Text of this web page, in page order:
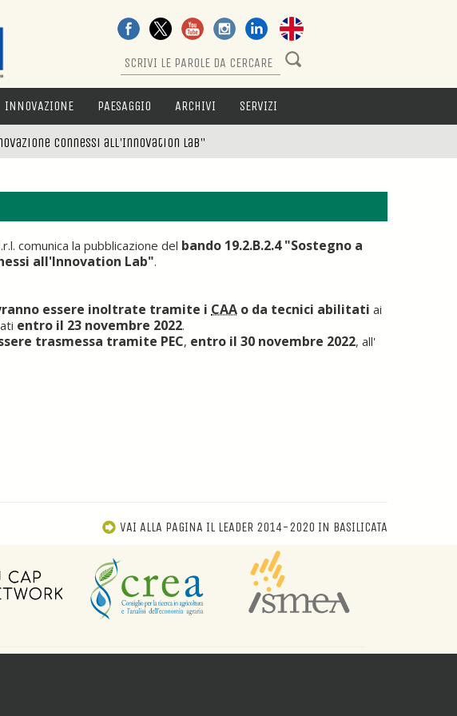
INNOVAZIONE PAESAGGIO ARCHIVI SERVIZI
connessi all'Innovation Lab"
comunica la pubblicazione del bando 19.2.B.2.4 "Sostegno a
all'Innovation Lab".
essere inoltrate tramite i CAA o da tecnici abilitati ai
entro il 23 novembre 2022.
trasmessa tramite PEC, entro il 30 novembre 2022, all'
VAI ALLA PAGINA IL LEADER 2014-2020 IN BASILICATA